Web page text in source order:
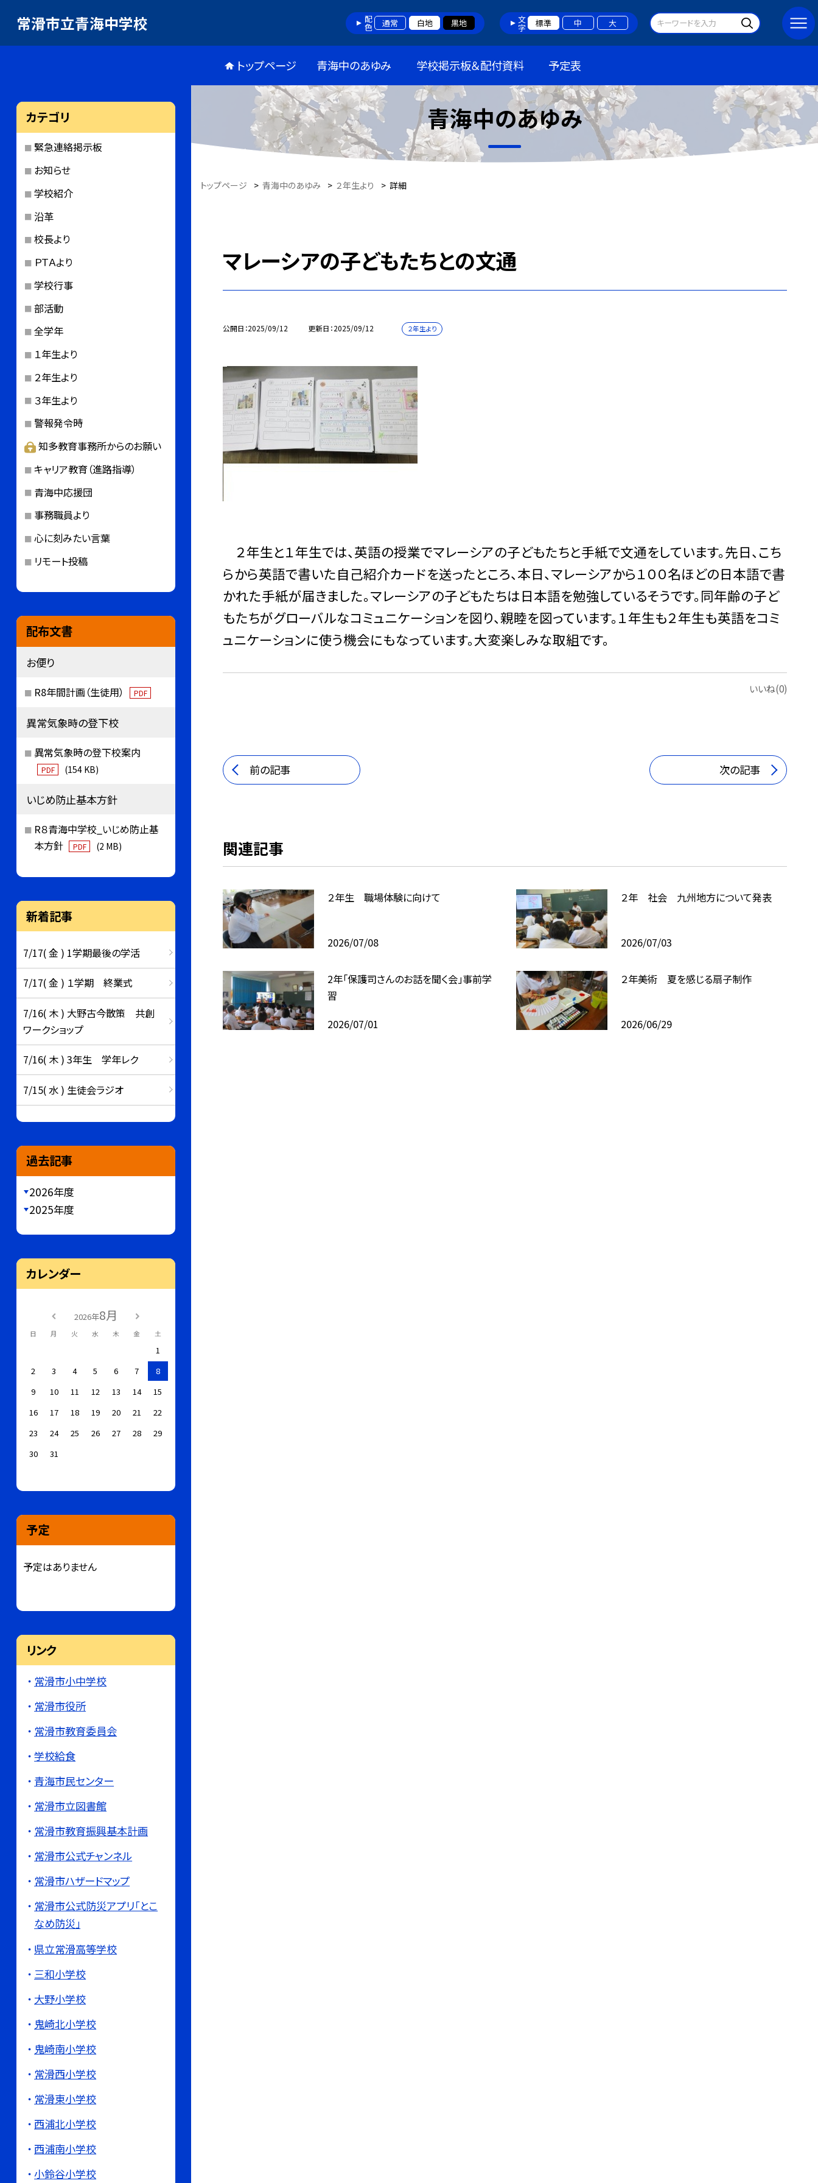
常滑市立青海中学校 配色 通常 白地 黒地 文字 標準 中 大
トップページ 青海中のあゆみ 学校掲示板＆配付資料 予定表
青海中のあゆみ
トップページ > 青海中のあゆみ > ２年生より > 詳細
マレーシアの子どもたちとの文通
公開日 2025/09/12 更新日 2025/09/12 ２年生より
２年生と１年生では、英語の授業でマレーシアの子どもたちと手紙で文通をしています。先日、こち
らから英語で書いた自己紹介カードを送ったところ、本日、マレーシアから１００名ほどの日本語で書
かれた手紙が届きました。マレーシアの子どもたちは日本語を勉強しているそうです。同年齢の子ど
もたちがグローバルなコミュニケーションを図り、親睦を図っています。１年生も２年生も英語をコミ
ュニケーションに使う機会にもなっています。大変楽しみな取組です。
いいね(0)
前の記事 次の記事
関連記事
２年生 職場体験に向けて
2026/07/08
２年 社会 九州地方について発表
2026/07/03
2年「保護司さんのお話を聞く会」事前学
習
2026/07/01
２年美術 夏を感じる扇子制作
2026/06/29
カテゴリ
緊急連絡掲示板
お知らせ
学校紹介
沿革
校長より
ＰＴＡより
学校行事
部活動
全学年
１年生より
２年生より
３年生より
警報発令時
知多教育事務所からのお願い
キャリア教育（進路指導）
青海中応援団
事務職員より
心に刻みたい言葉
リモート投稿
配布文書
お便り
R8年間計画（生徒用） PDF
異常気象時の登下校
異常気象時の登下校案内
PDF (154 KB)
いじめ防止基本方針
R８青海中学校_いじめ防止基
本方針
PDF (2 MB)
新着記事
7/17( 金 ) 1学期最後の学活
7/17( 金 ) １学期 終業式
7/16( 木 ) 大野古今散策 共創
ワークショップ
7/16( 木 ) 3年生 学年レク
7/15( 水 ) 生徒会ラジオ
過去記事
2026年度
2025年度
カレンダー
2026年8月
日 月 火 水 木 金 土
1
2
3 4 5 6 7
8
9
10 11 12 13 14
15
16
17 18 19 20 21
22
23
24 25 26 27 28
29
30
31
予定
予定はありません
リンク
常滑市小中学校
常滑市役所
常滑市教育委員会
学校給食
青海市民センター
常滑市立図書館
常滑市教育振興基本計画
常滑市公式チャンネル
常滑市ハザードマップ
常滑市公式防災アプリ「とこ
なめ防災」
県立常滑高等学校
三和小学校
大野小学校
鬼崎北小学校
鬼崎南小学校
常滑西小学校
常滑東小学校
西浦北小学校
西浦南小学校
小鈴谷小学校